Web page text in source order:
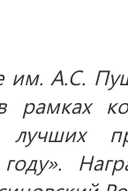
им. А.С.
рамках
лучших